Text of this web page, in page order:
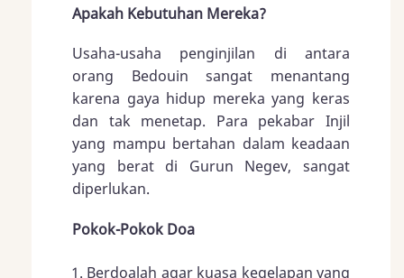
Apakah Kebutuhan Mereka?
Usaha-usaha penginjilan di antara
orang Bedouin sangat menantang
karena gaya hidup mereka yang keras
dan tak menetap. Para pekabar Injil
yang mampu bertahan dalam keadaan
yang berat di Gurun Negev, sangat
diperlukan.
Pokok-Pokok Doa
Berdoalah agar kuasa kegelapan yang